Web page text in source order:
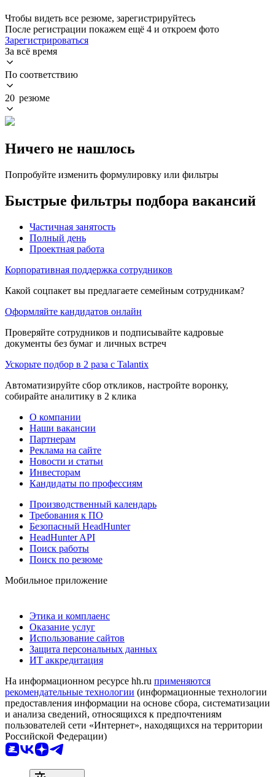
Чтобы видеть все резюме, зарегистрируйтесь
После регистрации покажем ещё 4 и откроем фото
Зарегистрироваться
За всё время
По соответствию
20 резюме
Ничего не нашлось
Попробуйте изменить формулировку или фильтры
Быстрые фильтры подбора вакансий
Частичная занятость
Полный день
Проектная работа
Корпоративная поддержка сотрудников
Какой соцпакет вы предлагаете семейным сотрудникам?
Оформляйте кандидатов онлайн
Проверяйте сотрудников и подписывайте кадровые
документы без бумаг и личных встреч
Ускорьте подбор в 2 раза с Talantix
Автоматизируйте сбор откликов, настройте воронку,
собирайте аналитику в 2 клика
О компании
Наши вакансии
Партнерам
Реклама на сайте
Новости и статьи
Инвесторам
Кандидаты по профессиям
Производственный календарь
Требования к ПО
Безопасный HeadHunter
HeadHunter API
Поиск работы
Поиск по резюме
Мобильное приложение
Этика и комплаенс
Оказание услуг
Использование сайтов
Защита персональных данных
ИТ аккредитация
На информационном ресурсе hh.ru применяются
рекомендательные технологии (информационные технологии
предоставления информации на основе сбора, систематизации
и анализа сведений, относящихся к предпочтениям
пользователей сети «Интернет», находящихся на территории
Российской Федерации)